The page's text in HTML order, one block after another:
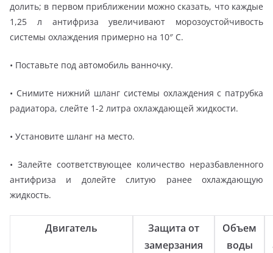
долить; в первом приближении можно сказать, что каждые
1,25 л антифриза увеличивают морозоустойчивость
системы охлаждения примерно на 10″ С.
• Поставьте под автомобиль ванночку.
• Снимите нижний шланг системы охлаждения с патрубка
радиатора, слейте 1-2 литра охлаждающей жидкости.
• Установите шланг на место.
• Залейте соответствующее количество неразбавленного
антифриза и долейте слитую ранее охлаждающую
жидкость.
Двигатель
Защита от
замерзания
Объем
воды